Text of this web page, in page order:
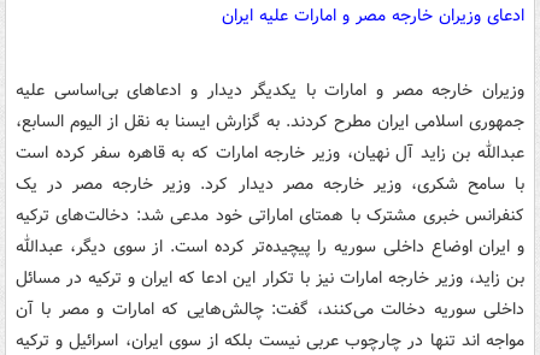
ادعای وزیران خارجه مصر و امارات علیه ایران
وزیران خارجه مصر و امارات با یکدیگر دیدار و ادعاهای بی‌اساسی علیه
جمهوری اسلامی ایران مطرح کردند. به گزارش ایسنا به نقل از الیوم السابع،
عبدالله بن زاید آل نهیان، وزیر خارجه امارات که به قاهره سفر کرده است
با سامح شکری، وزیر خارجه مصر دیدار کرد. وزیر خارجه مصر در یک
کنفرانس خبری مشترک با همتای اماراتی خود مدعی شد: دخالت‌های ترکیه
و ایران اوضاع داخلی سوریه را پیچیده‌تر کرده است. از سوی دیگر، عبدالله
بن زاید، وزیر خارجه امارات نیز با تکرار این ادعا که ایران و ترکیه در مسائل
داخلی سوریه دخالت می‌کنند، گفت: چالش‌هایی که امارات و مصر با آن
مواجه اند تنها در چارچوب عربی نیست بلکه از سوی ایران، اسرائیل و ترکیه